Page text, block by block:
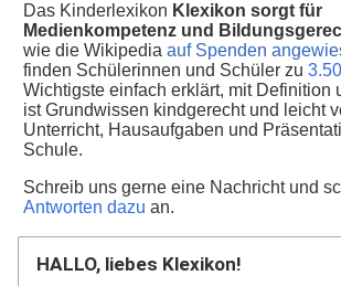
Das Kinderlexikon Klexikon sorgt für
Medienkompetenz und
wie die Wikipedia auf Spenden
finden Schülerinnen und Schüler zu
Wichtigste einfach erklärt, mit Definition
ist Grundwissen kindgerecht und leicht
Unterricht, Hausaufgaben und
Schule.
Schreib uns gerne eine Nachricht und
Antworten dazu an.
HALLO, liebes Klexikon!